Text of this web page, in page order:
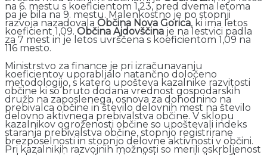
na 6. mestu s koeficientom 1,23, pred dvema letoma
pa je bila na 9. mestu. Malenkostno je po stopnji
razvoja nazadovala Občina Nova Gorica, ki ima letos
koeficient 1,09. Občina Ajdovščina je na lestvici padla
za 7 mest in je letos uvrščena s koeficientom 1,09 na
116 mesto.
Ministrstvo za finance je pri izračunavanju
koeficientov uporabljalo natančno določeno
metodologijo, s katero upošteva kazalnike razvitosti
občine ki so bruto dodana vrednost gospodarskih
družb na zaposlenega, osnova za dohodnino na
prebivalca občine in število delovnih mest na število
delovno aktivnega prebivalstva občine. V sklopu
kazalnikov ogroženosti občine so upoštevali indeks
staranja prebivalstva občine, stopnjo registrirane
brezposelnosti in stopnjo delovne aktivnosti v občini.
Pri kazalnikih razvojnih možnosti so merili oskrbljenost